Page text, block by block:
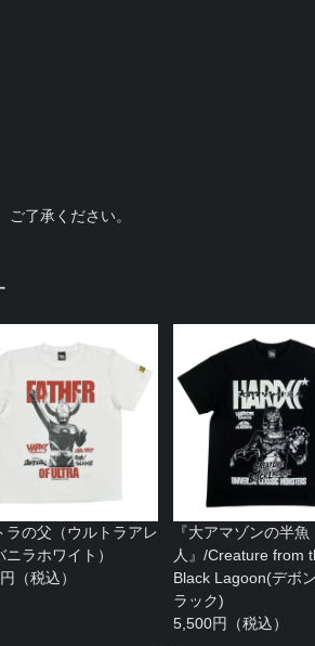
了承ください。
ラの父（ウルトラアレ
ニラホワイト）
（税込）
『大アマゾンの半魚
人』/Creature from
Black Lagoon(デボ
ラック)
5,500円（税込）